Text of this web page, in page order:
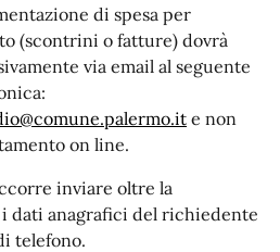
di spesa per
(scontrini o fatture) dovrà
via email al seguente
e non
on line.
inviare oltre la
dati anagrafici del richiedente
telefono.